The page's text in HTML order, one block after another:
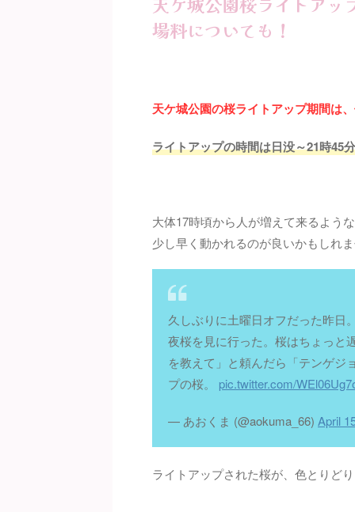
場料についても！
天ケ城公園の桜ライトアップ期間は
ライトアップの時間は日没～21時45
大体17時頃から人が増えて来るよう
少し早く動かれるのが良いかもしれ
久しぶりに土曜日オフだった昨
夜桜を見に行った。桜はちょっと
を教えて」と頼んだら「テンゲジ
プの桜。 pic.twitter.com/
— あおくま (@aokuma_66) April
ライトアップされた桜が、色とりど